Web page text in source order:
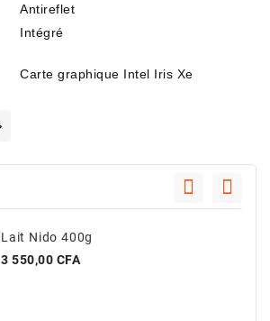
Antireflet
Intégré
Carte graphique Intel Iris Xe
Lait Nido 400g
Prix
3 550,00 CFA